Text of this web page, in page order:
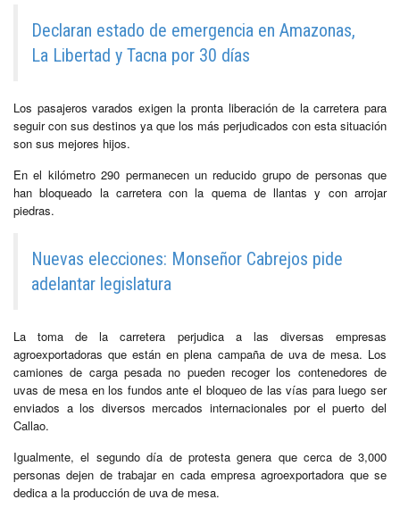
Declaran estado de emergencia en Amazonas,
La Libertad y Tacna por 30 días
Los pasajeros varados exigen la pronta liberación de la carretera para
seguir con sus destinos ya que los más perjudicados con esta situación
son sus mejores hijos.
En el kilómetro 290 permanecen un reducido grupo de personas que
han bloqueado la carretera con la quema de llantas y con arrojar
piedras.
Nuevas elecciones: Monseñor Cabrejos pide
adelantar legislatura
La toma de la carretera perjudica a las diversas empresas
agroexportadoras que están en plena campaña de uva de mesa. Los
camiones de carga pesada no pueden recoger los contenedores de
uvas de mesa en los fundos ante el bloqueo de las vías para luego ser
enviados a los diversos mercados internacionales por el puerto del
Callao.
Igualmente, el segundo día de protesta genera que cerca de 3,000
personas dejen de trabajar en cada empresa agroexportadora que se
dedica a la producción de uva de mesa.